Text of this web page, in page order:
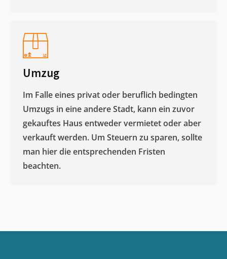
Umzug
Im Falle eines privat oder beruflich bedingten
Umzugs in eine andere Stadt, kann ein zuvor
gekauftes Haus entweder vermietet oder aber
verkauft werden. Um Steuern zu sparen, sollte
man hier die entsprechenden Fristen
beachten.